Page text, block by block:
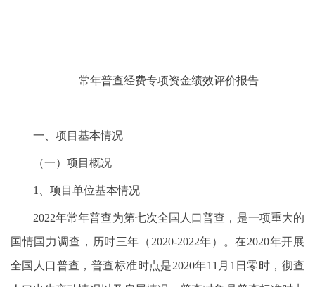
常年普查经费专项资金绩效评价报告
一、项目基本情况
（一）项目概况
1、项目单位基本情况
2022年常年普查为第七次全国人口普查，是一项重大的
国情国力调查，历时三年（2020-2022年）。在2020年开展
全国人口普查，普查标准时点是2020年11月1日零时，彻查